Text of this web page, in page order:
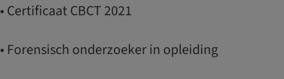
• Certificaat CBCT 2021
• Forensisch onderzoeker in opleiding